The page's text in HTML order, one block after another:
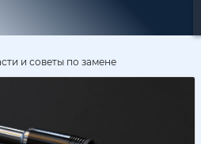
и советы по замене